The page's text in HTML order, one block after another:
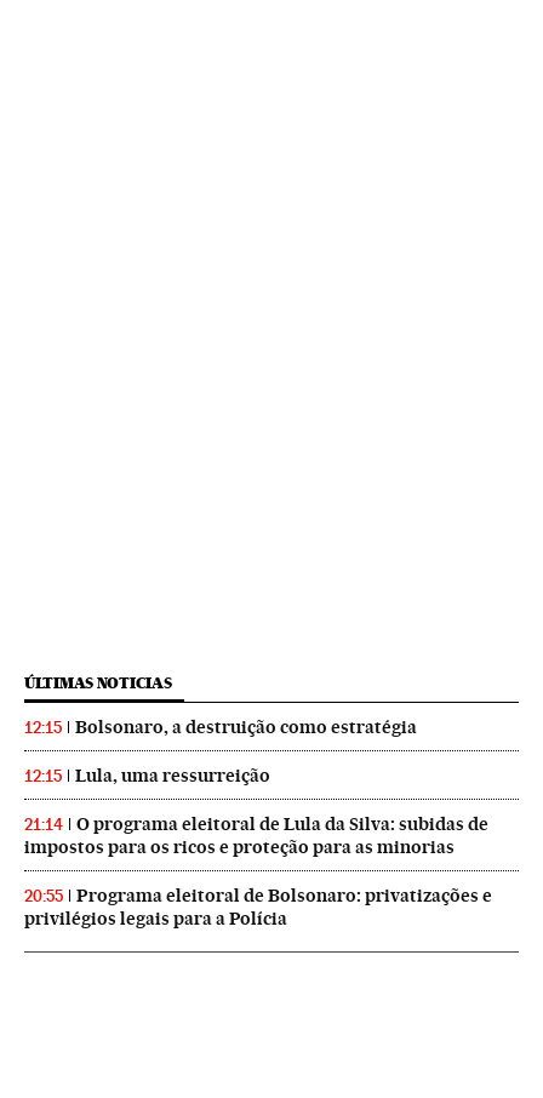
ÚLTIMAS NOTICIAS
12:15 Bolsonaro, a destruição como estratégia
12:15 Lula, uma ressurreição
21:14
O programa eleitoral de Lula da Silva: subidas de
impostos para os ricos e proteção para as minorias
20:55
Programa eleitoral de Bolsonaro: privatizações e
privilégios legais para a Polícia